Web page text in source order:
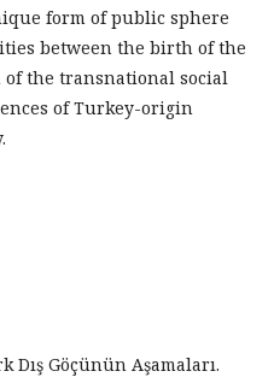
form of public sphere
between the birth of the
the transnational social
of Turkey-origin
Dış Göçünün Aşamaları.